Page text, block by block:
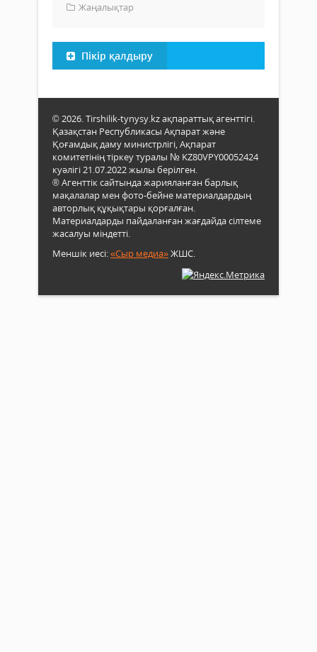
Жаңалықтар
Пікір қалдыру
© 2026. Tirshilik-tynysy.kz ақпараттық агенттігі.
Қазақстан Республикасы Ақпарат және
Қоғамдық даму министрлігі, Ақпарат
комитетінің тіркеу туралы № KZ80VPY00052424
куәлігі 21.07.2022 жылы берілген.
® Агенттік сайтында жарияланған барлық
мақалалар мен фото-бейне материалдардың
авторлық құқықтары қорғалған.
Материалдарды пайдаланған жағдайда сілтеме
жасалуы міндетті.
Меншік иесі:«Сыр медиа»ЖШС.